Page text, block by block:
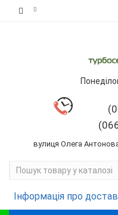
вулиця Олега
Інформація про